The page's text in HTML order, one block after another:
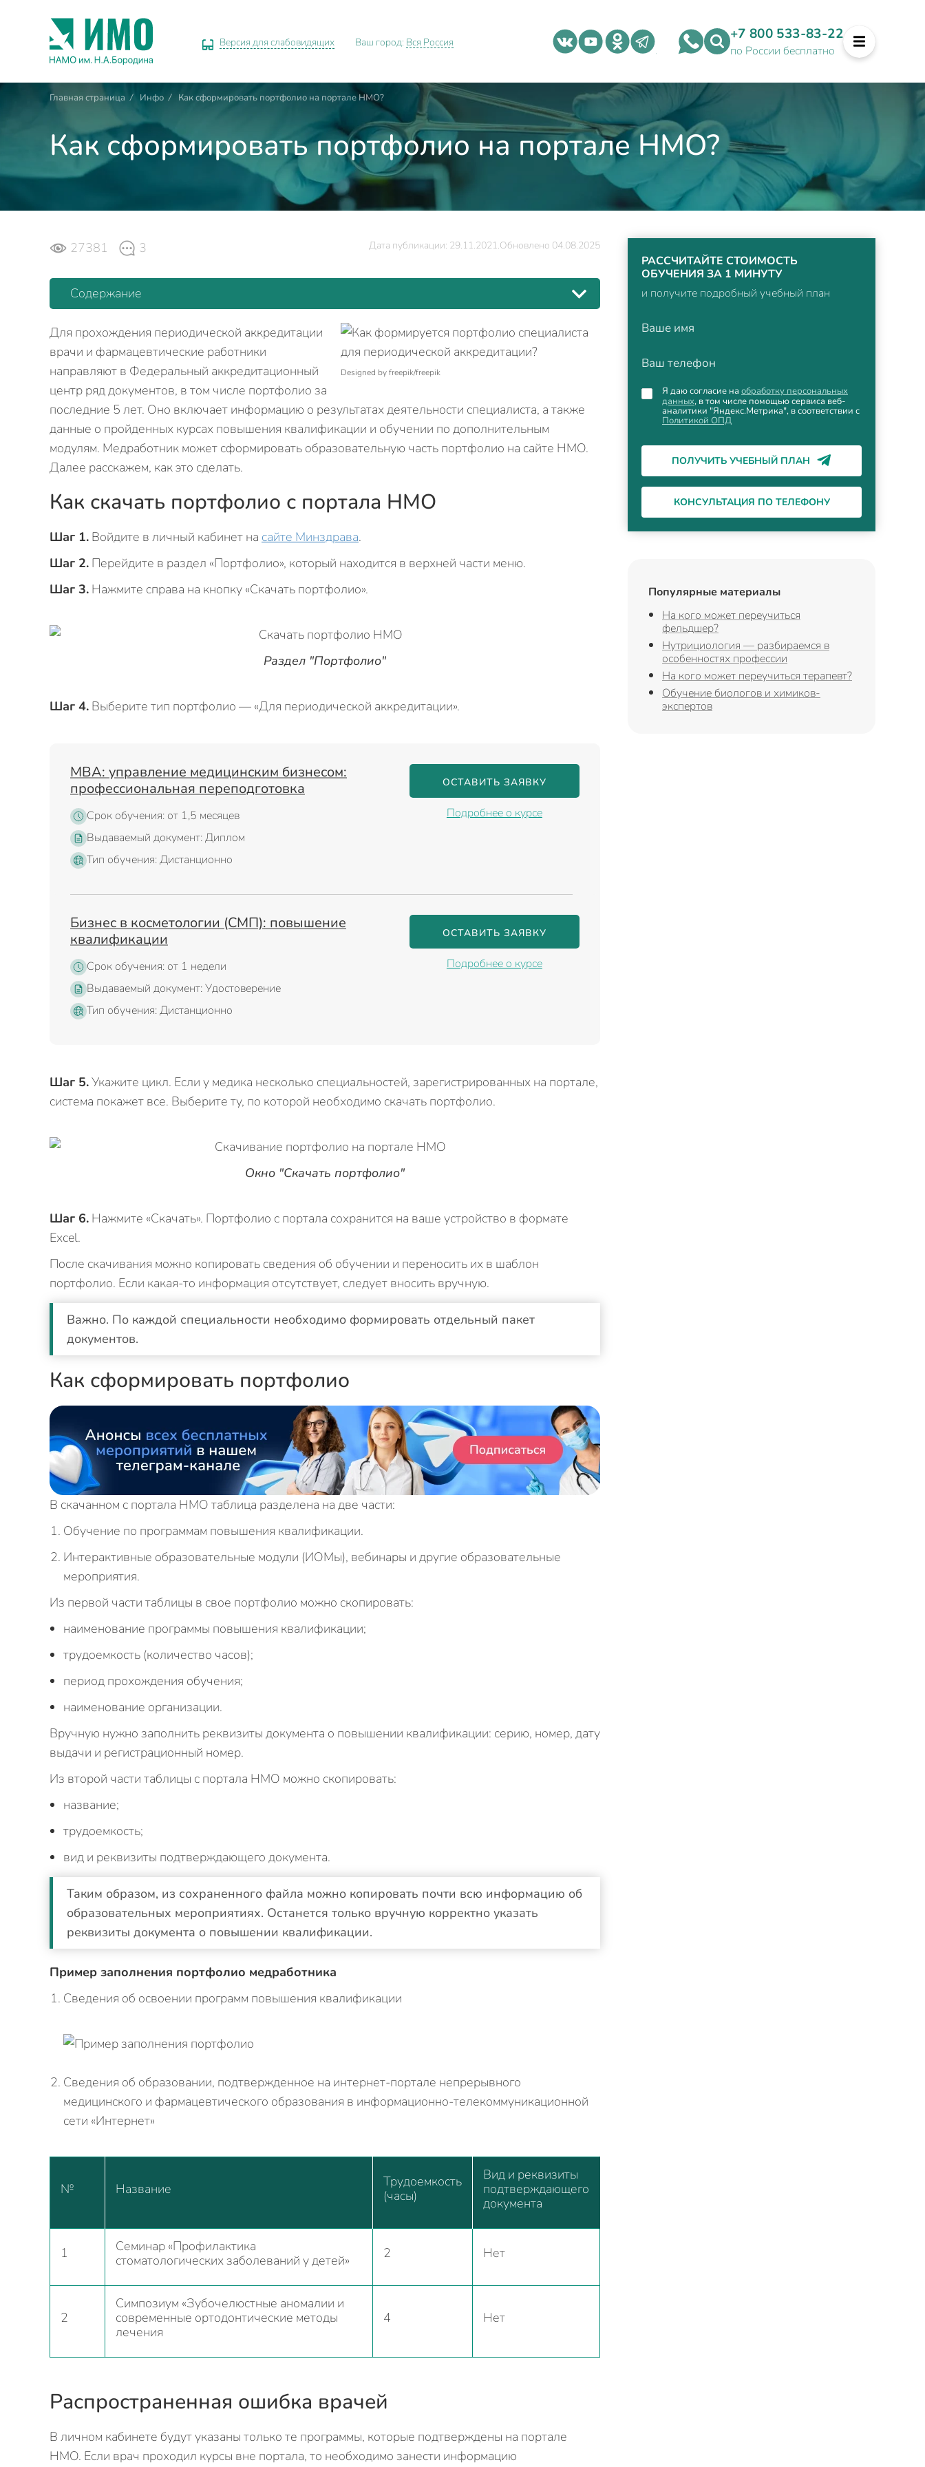
Версия для слабовидящих Ваш город: Вся Россия +7 800 533-83-22
по России бесплатно
Главная страница / Инфо / Как сформировать портфолио на портале НМО?
Как сформировать портфолио на портале НМО?
27381 3 Дата публикации: 29.11.2021.Обновлено 04.08.2025
Содержание
Designed by freepik/freepik
Для прохождения периодической аккредитации
врачи и фармацевтические работники
направляют в Федеральный аккредитационный
центр ряд документов, в том числе портфолио за
последние 5 лет. Оно включает информацию о результатах деятельности специалиста, а также
данные о пройденных курсах повышения квалификации и обучении по дополнительным
модулям. Медработник может сформировать образовательную часть портфолио на сайте НМО.
Далее расскажем, как это сделать.
Как скачать портфолио с портала НМО
Шаг 1. Войдите в личный кабинет на сайте Минздрава.
Шаг 2. Перейдите в раздел «Портфолио», который находится в верхней части меню.
Шаг 3. Нажмите справа на кнопку «Скачать портфолио».
Раздел "Портфолио"
Шаг 4. Выберите тип портфолио — «Для периодической аккредитации».
MBA: управление медицинским бизнесом:
профессиональная переподготовка
Срок обучения: от 1,5 месяцев
Выдаваемый документ: Диплом
Тип обучения: Дистанционно
ОСТАВИТЬ ЗАЯВКУ
Подробнее о курсе
Бизнес в косметологии (СМП): повышение
квалификации
Срок обучения: от 1 недели
Выдаваемый документ: Удостоверение
Тип обучения: Дистанционно
ОСТАВИТЬ ЗАЯВКУ
Подробнее о курсе
Шаг 5.Укажите цикл. Если у медика несколько специальностей, зарегистрированных на портале,
система покажет все. Выберите ту, по которой необходимо скачать портфолио.
Окно "Скачать портфолио"
Шаг 6. Нажмите «Скачать». Портфолио с портала сохранится на ваше устройство в формате
Excel.
После скачивания можно копировать сведения об обучении и переносить их в шаблон
портфолио. Если какая-то информация отсутствует, следует вносить вручную.
Важно. По каждой специальности необходимо формировать отдельный пакет
документов.
Как сформировать портфолио
В скачанном с портала НМО таблица разделена на две части:
Обучение по программам повышения квалификации.
Интерактивные образовательные модули (ИОМы), вебинары и другие образовательные
мероприятия.
Из первой части таблицы в свое портфолио можно скопировать:
наименование программы повышения квалификации;
трудоемкость (количество часов);
период прохождения обучения;
наименование организации.
Вручную нужно заполнить реквизиты документа о повышении квалификации: серию, номер, дату
выдачи и регистрационный номер.
Из второй части таблицы с портала НМО можно скопировать:
название;
трудоемкость;
вид и реквизиты подтверждающего документа.
Таким образом, из сохраненного файла можно копировать почти всю информацию об
образовательных мероприятиях. Останется только вручную корректно указать
реквизиты документа о повышении квалификации.
Пример заполнения портфолио медработника
Сведения об освоении программ повышения квалификации
Сведения об образовании, подтвержденное на интернет-портале непрерывного
медицинского и фармацевтического образования в информационно-телекоммуникационной
сети «Интернет»
№ Название
Трудоемкость
(часы)
Вид и реквизиты
подтверждающего
документа
1
Семинар «Профилактика
стоматологических заболеваний у детей»
2 Нет
2
Симпозиум «Зубочелюстные аномалии и
современные ортодонтические методы
лечения
4 Нет
Распространенная ошибка врачей
В личном кабинете будут указаны только те программы, которые подтверждены на портале
НМО. Если врач проходил курсы вне портала, то необходимо занести информацию
РАССЧИТАЙТЕ СТОИМОСТЬ
ОБУЧЕНИЯ ЗА 1 МИНУТУ
и получите подробный учебный план
Ваше имя
Ваш телефон
Я даю согласие на обработку персональных
данных, в том числе помощью сервиса веб-
аналитики "Яндекс.Метрика", в соответствии с
Политикой ОПД
ПОЛУЧИТЬ УЧЕБНЫЙ ПЛАН
КОНСУЛЬТАЦИЯ ПО ТЕЛЕФОНУ
Популярные материалы
На кого может переучиться
фельдшер?
Нутрициология — разбираемся в
особенностях профессии
На кого может переучиться терапевт?
Обучение биологов и химиков-
экспертов